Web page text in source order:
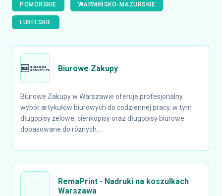
POMORSKIE WARMIŃSKO-MAZURSKIE
LUBELSKIE
Biurowe Zakupy
Biurowe Zakupy w Warszawie oferuje profesjonalny
wybór artykułów biurowych do codziennej pracy, w tym
długopisy żelowe, cienkopisy oraz długopisy biurowe
dopasowane do różnych...
RemaPrint - Nadruki na koszulkach
Warszawa